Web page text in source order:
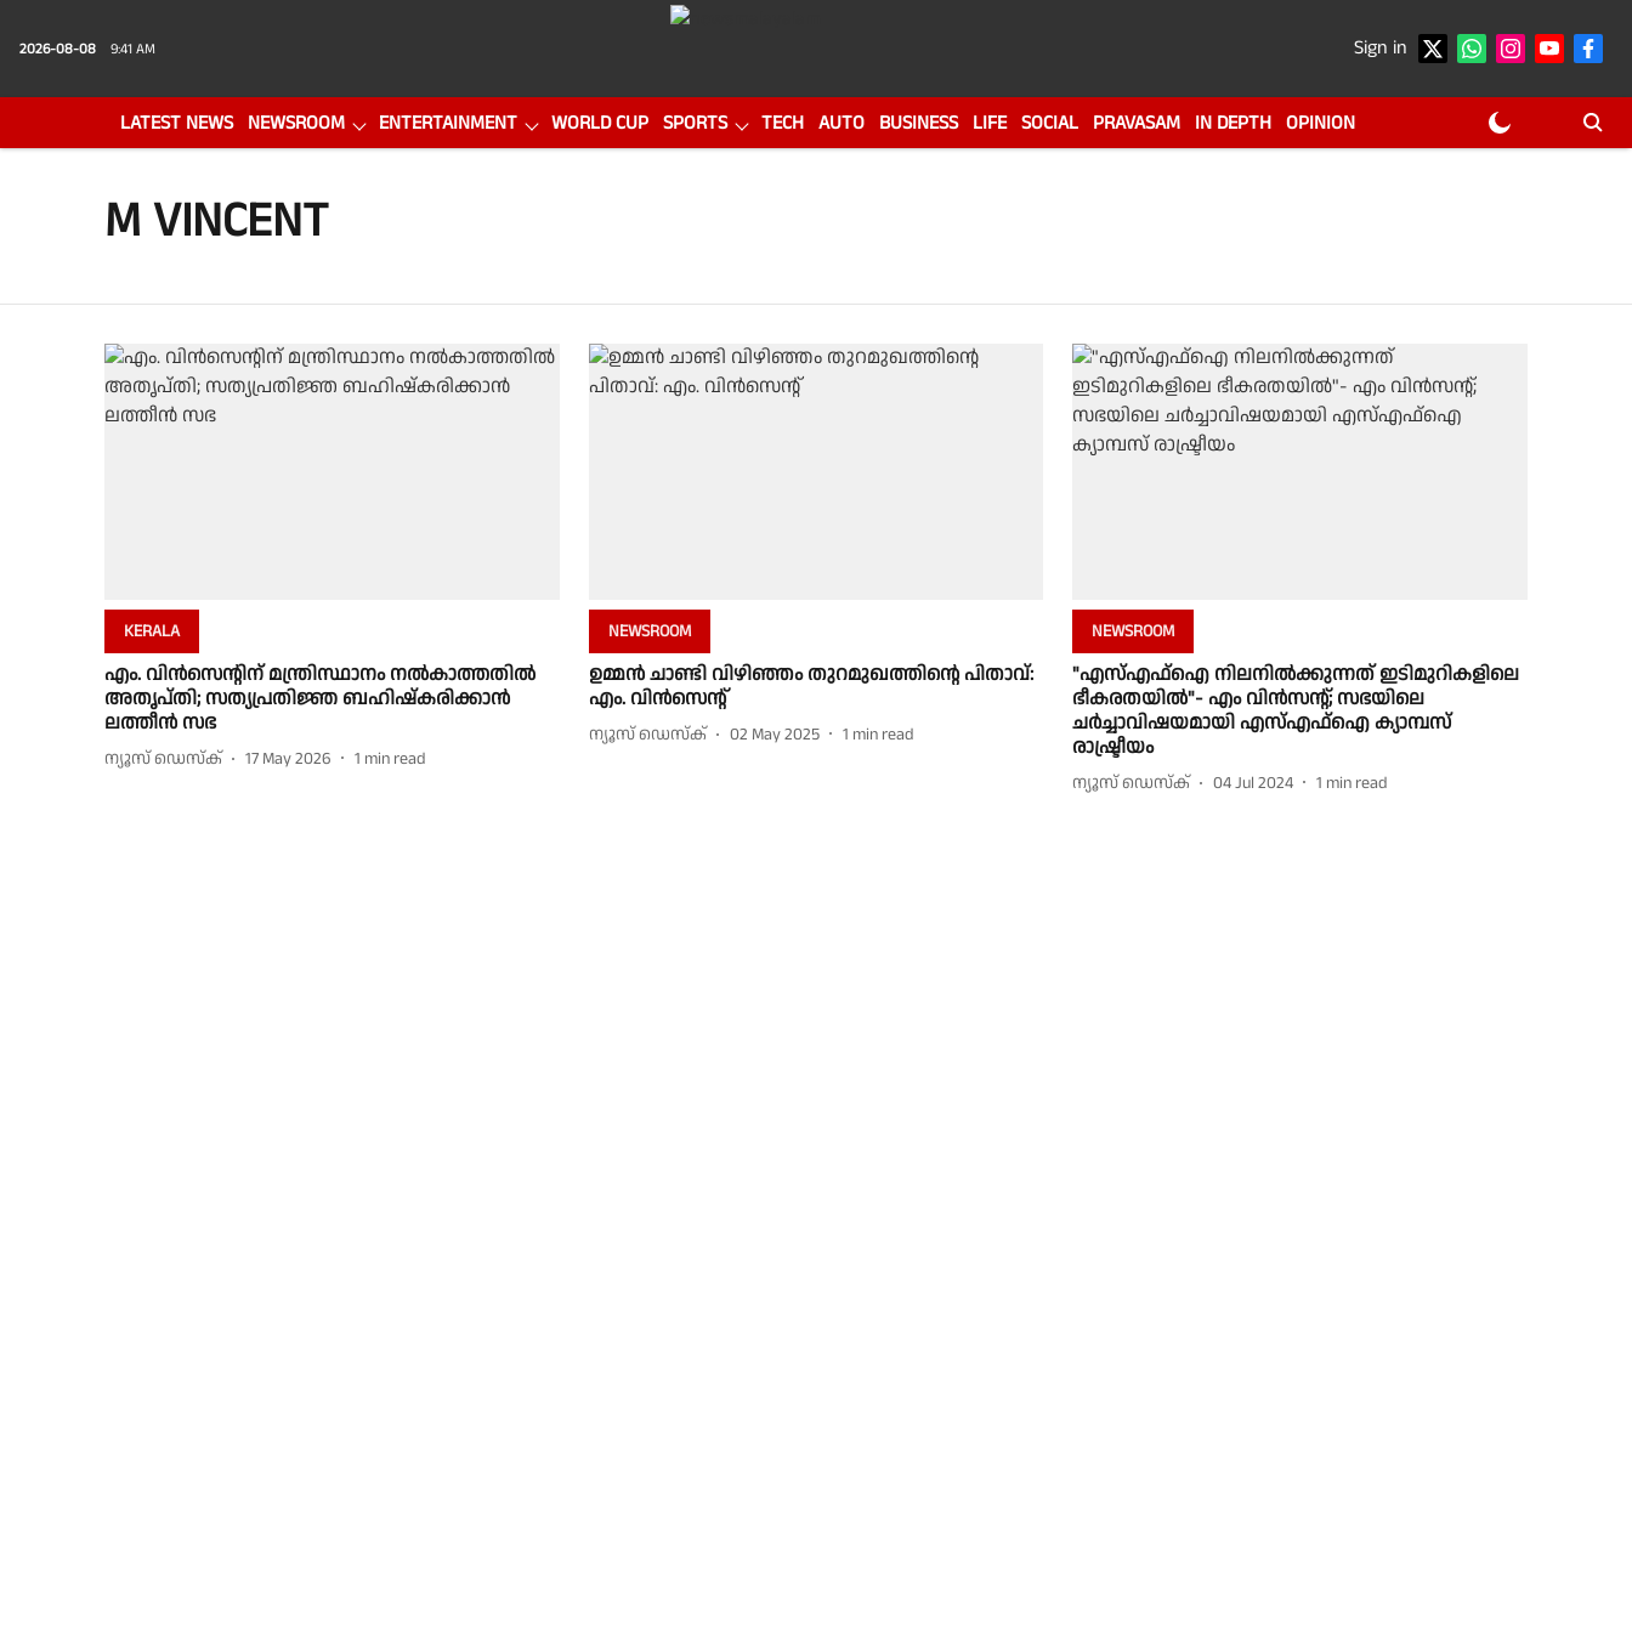
2026-08-08 9:41 AM Sign in
LATEST NEWS NEWSROOM ENTERTAINMENT WORLD CUP SPORTS TECH AUTO BUSINESS LIFE SOCIAL PRAVASAM IN DEPTH OPINION
M VINCENT
KERALA
എം. വിൻസെൻ്റിന് മന്ത്രിസ്ഥാനം നൽകാത്തതിൽ
അതൃപ്തി; സത്യപ്രതിജ്ഞ ബഹിഷ്കരിക്കാൻ
ലത്തീൻ സഭ
ന്യൂസ് ഡെസ്ക് 17 May 2026 1 min read
NEWSROOM
ഉമ്മൻ ചാണ്ടി വിഴിഞ്ഞം തുറമുഖത്തിൻ്റെ പിതാവ്:
എം. വിൻസെൻ്റ്
ന്യൂസ് ഡെസ്ക് 02 May 2025 1 min read
NEWSROOM
"എസ്എഫ്ഐ നിലനിൽക്കുന്നത് ഇടിമുറികളിലെ
ഭീകരതയിൽ"- എം വിൻസൻ്റ്; സഭയിലെ
ചർച്ചാവിഷയമായി എസ്എഫ്ഐ ക്യാമ്പസ്
രാഷ്ട്രീയം
ന്യൂസ് ഡെസ്ക് 04 Jul 2024 1 min read